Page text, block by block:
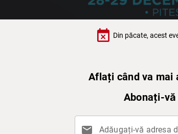
event_busy Din păcate, acest
Aflați când va mai
Abonați-
mail Adăugați-vă adresa